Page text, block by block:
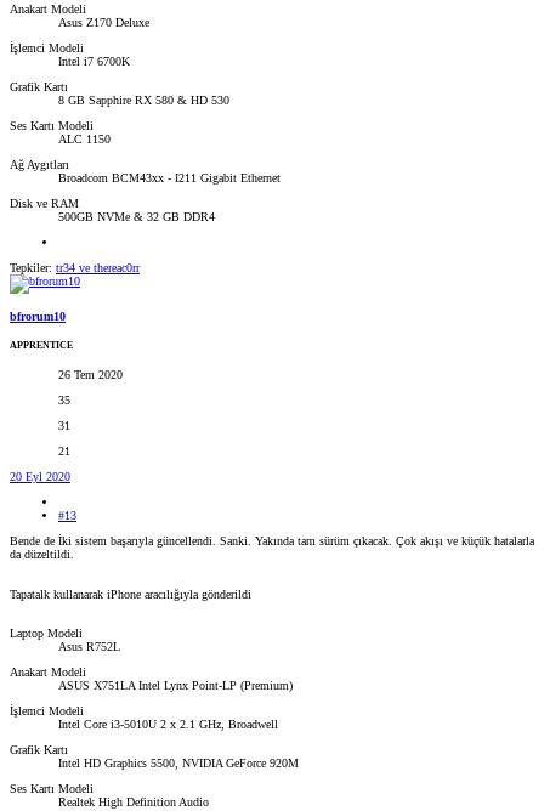
Anakart Modeli
Asus Z170 Deluxe
İşlemci Modeli
Intel i7 6700K
Grafik Kartı
8 GB Sapphire RX 580 & HD 530
Ses Kartı Modeli
ALC 1150
Ağ Aygıtları
Broadcom BCM43xx - I211 Gigabit Ethernet
Disk ve RAM
500GB NVMe & 32 GB DDR4
Tepkiler: tr34 ve thereac0rr
bfrorum10
APPRENTICE
26 Tem 2020
35
31
21
20 Eyl 2020
#13
Bende de İki sistem başarıyla güncellendi. Sanki. Yakında tam sürüm çıkacak. Çok akışı ve küçük hatalarla
da düzeltildi.
Tapatalk kullanarak iPhone aracılığıyla gönderildi
Laptop Modeli
Asus R752L
Anakart Modeli
ASUS X751LA Intel Lynx Point-LP (Premium)
İşlemci Modeli
Intel Core i3-5010U 2 x 2.1 GHz, Broadwell
Grafik Kartı
Intel HD Graphics 5500, NVIDIA GeForce 920M
Ses Kartı Modeli
Realtek High Definition Audio